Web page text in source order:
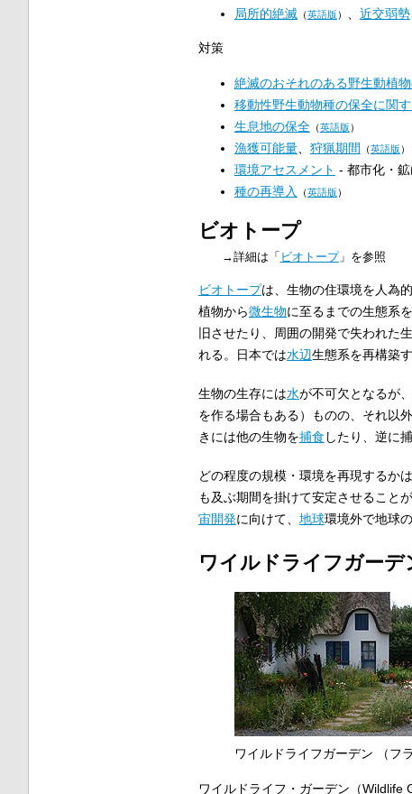
局所的絶滅（英語版） 近交弱勢
対策
絶滅のおそれのある野生動植
移動性野生動物種の保全に関
生息地の保全（英語版）
漁獲可能量、 狩猟期間 （英語版）
環境アセスメント - 都市化・
種の再導入
（英語版）
ビオトープ
→詳細は「 ビオトープ」を参照
ビオトープは、生物の住環境を人為
植物から微生物に至るまでの生態系
旧させたり、周囲の開発で失われた
れる。日本では水辺生態系を再構築
生物の生存には水が不可欠となるが
を作る場合もある）ものの、それ以
きには他の生物を捕食 したり、逆に
どの程度の規模・環境を再現するか
も及ぶ期間を掛けて安定させること
宙開発に向けて、 地球環境外で地球
ワイルドライフガーデ
ワイルドライフガーデン （フ
ワイルドライフ・ガーデン（Wildlife